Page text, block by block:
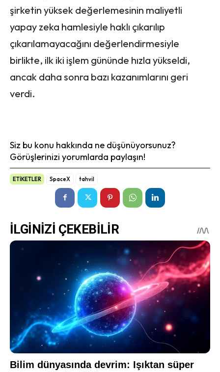
şirketin yüksek değerlemesinin maliyetli
yapay zeka hamlesiyle haklı çıkarılıp
çıkarılamayacağını değerlendirmesiyle
birlikte, ilk iki işlem gününde hızla yükseldi,
ancak daha sonra bazı kazanımlarını geri
verdi.
Siz bu konu hakkında ne düşünüyorsunuz?
Görüşlerinizi yorumlarda paylaşın!
ETİKETLER SpaceX tahvil